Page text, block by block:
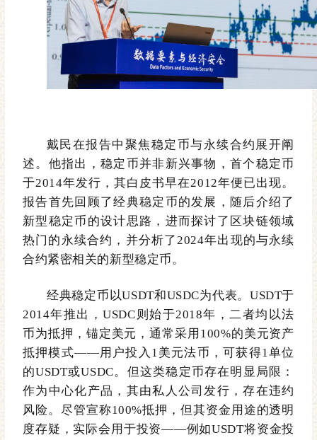
戴民在报告中聚焦稳定币与永续合约展开阐
述。他指出，稳定币并非新兴事物，首个稳定币
于2014年发行，其白皮书早在2012年便已出现。
报告首先回顾了经典稳定币的发展，随后介绍了
新型稳定币的设计思路，进而探讨了区块链领域
热门的永续合约，并分析了2024年出现的与永续
合约紧密相关的新型稳定币。
经典稳定币以USDT和USDC为代表。USDT于
2014年推出，USDC则始于2018年，二者均以法
币为抵押，锚定美元，通常采用100%的美元资产
抵押模式——用户投入1美元法币，可获得1单位
的USDT或USDC。但这类稳定币存在明显局限：
作为中心化产品，其由私人公司发行，存在违约
风险。尽管宣称100%抵押，但其资金用途的透明
度存疑，实际会用于投资——例如USDT将资金投